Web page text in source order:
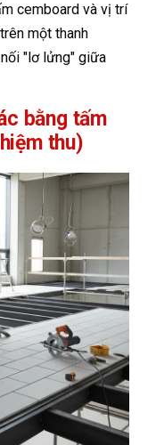
cemboard và vị trí
một thanh
"lơ lửng" giữa
bằng tấm
thu)